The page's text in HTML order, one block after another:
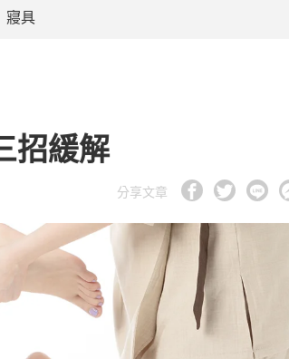
寢具
招緩解
分享文章